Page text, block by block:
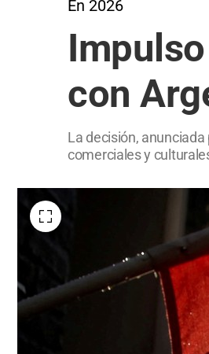
En 2026
con
La decisión,
comerciales y